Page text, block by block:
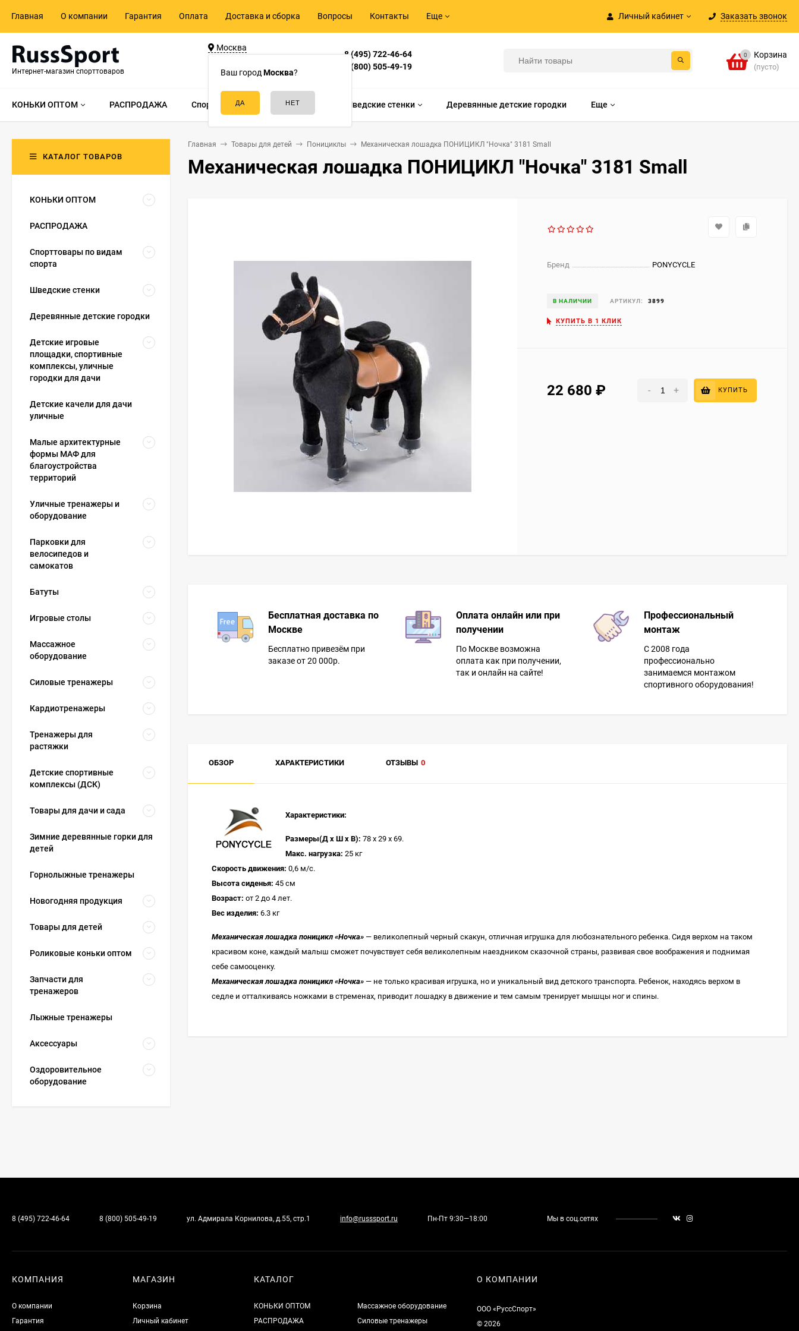
Личный кабинет Заказать звонок
Главная О компании Гарантия Оплата Доставка и сборка Вопросы Контакты Еще
Интернет-магазин спорттоваров
Москва
Ваш город Москва?
д.55, стр.1
8 (495) 722-46-64
8 (800) 505-49-19
0 Корзина
(пусто)
КОНЬКИ ОПТОМ РАСПРОДАЖА Спорттовары по видам спорта Шведские стенки Деревянные детские городки Еще
Главная Товары для детей Понициклы Механическая лошадка ПОНИЦИКЛ "Ночка" 3181 Small
Механическая лошадка ПОНИЦИКЛ "Ночка" 3181 Small
Бренд PONYCYCLE
В НАЛИЧИИ АРТИКУЛ: 3899
КУПИТЬ В 1 КЛИК
22 680 - + КУПИТЬ
Бесплатная доставка по
Москве
Бесплатно привезём при
заказе от 20 000р.
Оплата онлайн или при
получении
По Москве возможна
оплата как при получении,
так и онлайн на сайте!
Профессиональный
монтаж
С 2008 года
профессионально
занимаемся монтажом
спортивного оборудования!
ОБЗОР ХАРАКТЕРИСТИКИ ОТЗЫВЫ 0
Характеристики:
Размеры(Д х Ш х В): 78 х 29 х 69.
Макс. нагрузка: 25 кг
Скорость движения: 0,6 м/с.
Высота сиденья: 45 см
Возраст: от 2 до 4 лет.
Вес изделия: 6.3 кг
Механическая лошадка поницикл «Ночка» — великолепный черный скакун, отличная игрушка для любознательного ребенка. Сидя верхом на таком
красивом коне, каждый малыш сможет почувствует себя великолепным наездником сказочной страны, развивая свое воображения и поднимая
себе самооценку.
Механическая лошадка поницикл «Ночка» — не только красивая игрушка, но и уникальный вид детского транспорта. Ребенок, находясь верхом в
седле и отталкиваясь ножками в стременах, приводит лошадку в движение и тем самым тренирует мышцы ног и спины.
КАТАЛОГ ТОВАРОВ
КОНЬКИ ОПТОМ
РАСПРОДАЖА
Спорттовары по видам
спорта
Шведские стенки
Деревянные детские городки
Детские игровые
площадки, спортивные
комплексы, уличные
городки для дачи
Детские качели для дачи
уличные
Малые архитектурные
формы МАФ для
благоустройства
территорий
Уличные тренажеры и
оборудование
Парковки для
велосипедов и
самокатов
Батуты
Игровые столы
Массажное
оборудование
Силовые тренажеры
Кардиотренажеры
Тренажеры для
растяжки
Детские спортивные
комплексы (ДСК)
Товары для дачи и сада
Зимние деревянные горки для
детей
Горнолыжные тренажеры
Новогодняя продукция
Товары для детей
Роликовые коньки оптом
Запчасти для
тренажеров
Лыжные тренажеры
Аксессуары
Оздоровительное
оборудование
8 (495) 722-46-64 8 (800) 505-49-19 ул. Адмирала Корнилова, д.55, стр.1 info@russsport.ru Пн-Пт 9:30—18:00 Мы в соц.сетях
КОМПАНИЯ
О компании
Гарантия
МАГАЗИН
Корзина
Личный кабинет
КАТАЛОГ
КОНЬКИ ОПТОМ
РАСПРОДАЖА
Массажное оборудование
Силовые тренажеры
О КОМПАНИИ
ООО «РуссСпорт»
© 2026